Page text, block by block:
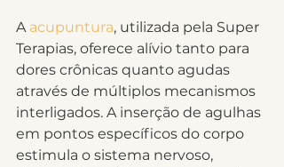
A acupuntura, utilizada pela Super
Terapias, oferece alívio tanto para
dores crônicas quanto agudas
através de múltiplos mecanismos
interligados. A inserção de agulhas
em pontos específicos do corpo
estimula o sistema nervoso,